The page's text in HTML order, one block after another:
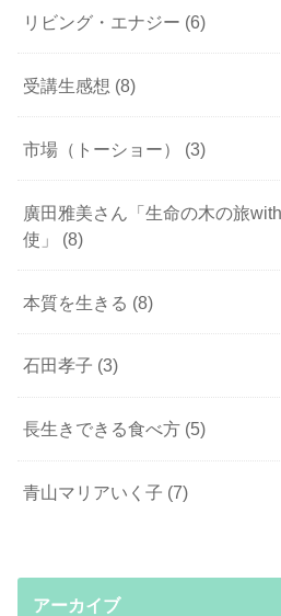
リビング・エナジー (6)
受講生感想 (8)
市場（トーショー） (3)
廣田雅美さん「生命の木の旅
使」 (8)
本質を生きる (8)
石田孝子 (3)
長生きできる食べ方 (5)
青山マリアいく子 (7)
アーカイブ